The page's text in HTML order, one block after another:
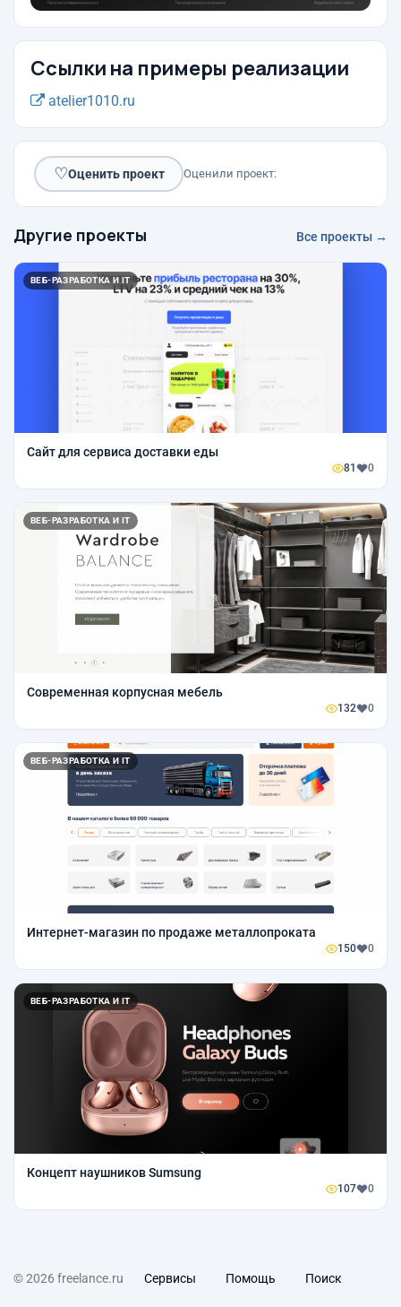
Ссылки на примеры реализации
atelier1010.ru
♡Оценить проект Оценили проект:
Другие проекты Все проекты →
ВЕБ-РАЗРАБОТКА И IT
Сайт для сервиса доставки еды
81 0
ВЕБ-РАЗРАБОТКА И IT
Современная корпусная мебель
132 0
ВЕБ-РАЗРАБОТКА И IT
Интернет-магазин по продаже металлопроката
150 0
ВЕБ-РАЗРАБОТКА И IT
Концепт наушников Sumsung
107 0
© 2026 freelance.ru Сервисы Помощь Поиск